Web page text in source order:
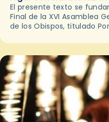
El presente texto se
Final de la XVI Asamblea
de los Obispos, titulado